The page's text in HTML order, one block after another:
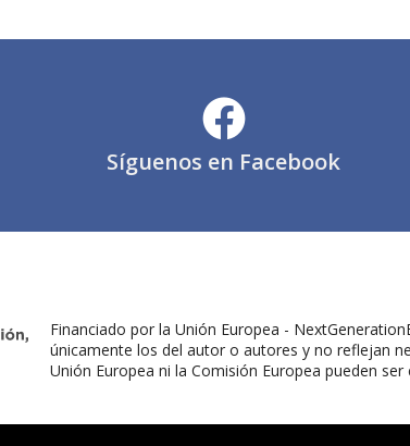
Síguenos en Facebook
Financiado por la Unión Europea -
únicamente los del autor o autores y no reflejan
Unión Europea ni la Comisión Europea pueden